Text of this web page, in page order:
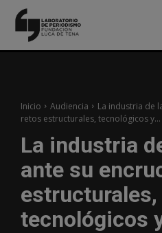
Inicio Audiencia
La industria de
retos estructurales, tecnológicos y...
La industria
ante su
estructurales,
tecnológicos